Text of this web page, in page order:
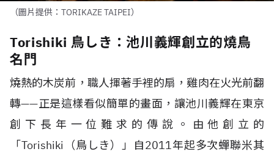
（圖片提供：TORIKAZE TAIPEI）
Torishiki 鳥しき：池川義輝創立的燒鳥
名門
燒熱的木炭前，職人揮著手裡的扇，雞肉在火光前翻
轉——正是這樣看似簡單的畫面，讓池川義輝在東京
創下長年一位難求的傳說。由他創立的
「Torishiki （鳥しき）」自2011 年起多次蟬聯米其